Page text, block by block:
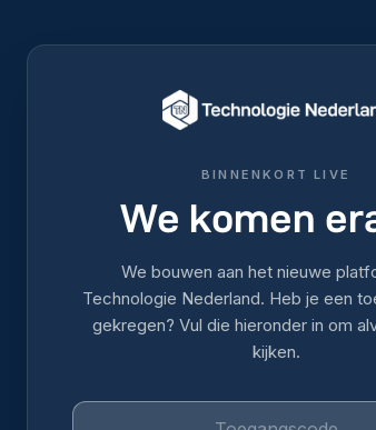
BINNENKORT LIVE
We komen
We bouwen aan het nieuwe
Technologie Nederland. Heb je een
gekregen? Vul die hieronder in om
kijken.